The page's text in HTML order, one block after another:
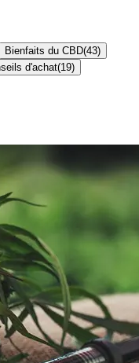
Bienfaits du CBD(43)
d'achat(19)